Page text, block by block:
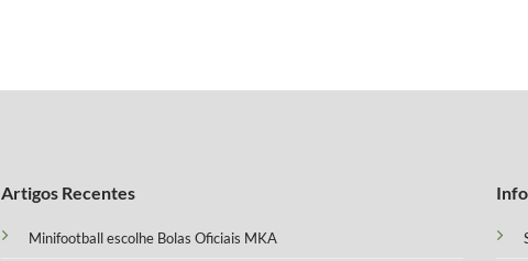
Artigos Recentes
Minifootball escolhe Bolas Oficiais MKA